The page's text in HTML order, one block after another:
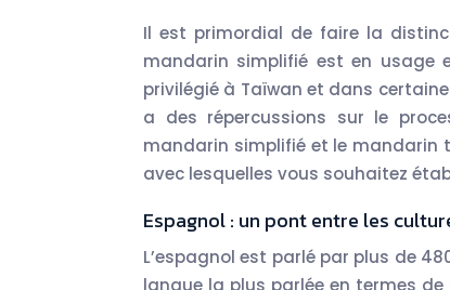
Il est primordial de faire la
mandarin simplifié est en usage
privilégié à Taïwan et dans
a des répercussions sur le
mandarin simplifié et le mandarin
avec lesquelles vous souhaitez
Espagnol : un pont entre les
L’espagnol est parlé par plus de
langue la plus parlée en termes